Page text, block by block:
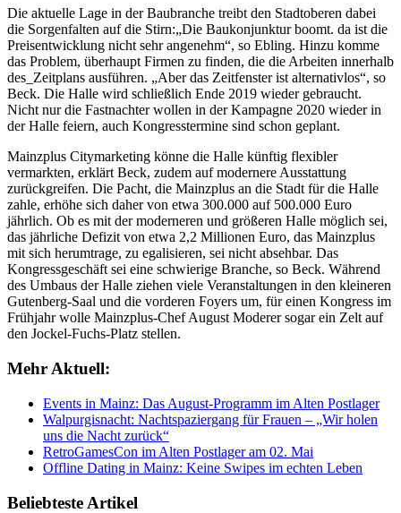
Die aktuelle Lage in der Baubranche treibt den Stadtoberen dabei
die Sorgenfalten auf die Stirn:„Die Baukonjunktur boomt. da ist die
Preisentwicklung nicht sehr angenehm“, so Ebling. Hinzu komme
das Problem, überhaupt Firmen zu finden, die die Arbeiten innerhalb
des_Zeitplans ausführen. „Aber das Zeitfenster ist alternativlos“, so
Beck. Die Halle wird schließlich Ende 2019 wieder gebraucht.
Nicht nur die Fastnachter wollen in der Kampagne 2020 wieder in
der Halle feiern, auch Kongresstermine sind schon geplant.
Mainzplus Citymarketing könne die Halle künftig flexibler
vermarkten, erklärt Beck, zudem auf modernere Ausstattung
zurückgreifen. Die Pacht, die Mainzplus an die Stadt für die Halle
zahle, erhöhe sich daher von etwa 300.000 auf 500.000 Euro
jährlich. Ob es mit der moderneren und größeren Halle möglich sei,
das jährliche Defizit von etwa 2,2 Millionen Euro, das Mainzplus
mit sich herumtrage, zu egalisieren, sei nicht absehbar. Das
Kongressgeschäft sei eine schwierige Branche, so Beck. Während
des Umbaus der Halle ziehen viele Veranstaltungen in den kleineren
Gutenberg-Saal und die vorderen Foyers um, für einen Kongress im
Frühjahr wolle Mainzplus-Chef August Moderer sogar ein Zelt auf
den Jockel-Fuchs-Platz stellen.
Mehr Aktuell:
Events in Mainz: Das August-Programm im Alten Postlager
Walpurgisnacht: Nachtspaziergang für Frauen – „Wir holen
uns die Nacht zurück“
RetroGamesCon im Alten Postlager am 02. Mai
Offline Dating in Mainz: Keine Swipes im echten Leben
Beliebteste Artikel